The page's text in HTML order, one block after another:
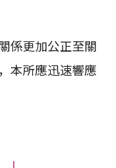
係更加公正至關
本所應迅速響應